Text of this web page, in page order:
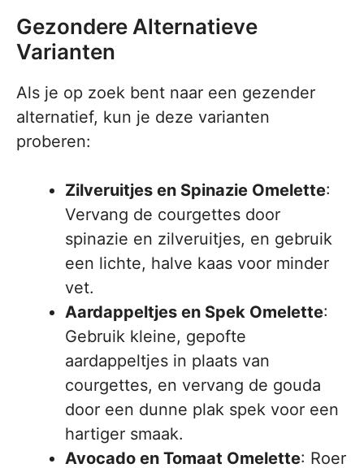
Gezondere Alternatieve
Varianten
Als je op zoek bent naar een gezender
alternatief, kun je deze varianten
proberen:
Zilveruitjes en Spinazie Omelette:
Vervang de courgettes door
spinazie en zilveruitjes, en gebruik
een lichte, halve kaas voor minder
vet.
Aardappeltjes en Spek Omelette:
Gebruik kleine, gepofte
aardappeltjes in plaats van
courgettes, en vervang de gouda
door een dunne plak spek voor een
hartiger smaak.
Avocado en Tomaat Omelette: Roer